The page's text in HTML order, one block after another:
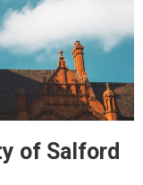
of Salford